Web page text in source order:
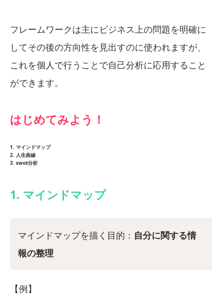
フレームワークは主にビジネス上の問題を明確に
してその後の方向性を見出すのに使われますが、
これを個人で行うことで自己分析に応用すること
ができます。
はじめてみよう！
1. マインドマップ
2. 人生曲線
3. swot分析
1. マインドマップ
マインドマップを描く目的： 自分に関する情
報の整理
【例】